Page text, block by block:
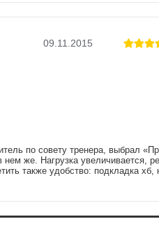
09.11.2015
по совету тренера, выбрал
же. Нагрузка увеличивается,
также удобство: подкладка хб,
использовал жилет-утяжелитель
в подарок другу, а то